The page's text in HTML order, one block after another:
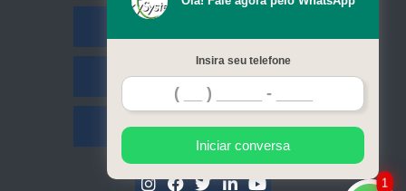
Contato
Mapa do site
1
Insira seu telefone
Iniciar conversa